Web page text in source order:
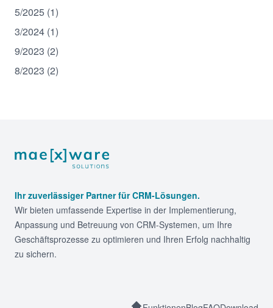
5/2025 (1)
3/2024 (1)
9/2023 (2)
8/2023 (2)
Footer
Ihr zuverlässiger Partner für CRM-Lösungen.
Wir bieten umfassende Expertise in der Implementierung,
Anpassung und Betreuung von CRM-Systemen, um Ihre
Geschäftsprozesse zu optimieren und Ihren Erfolg nachhaltig
zu sichern.